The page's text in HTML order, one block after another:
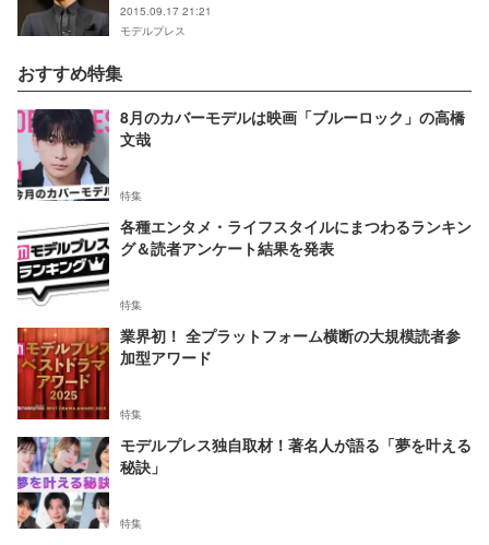
2015.09.17 21:21
モデルプレス
おすすめ特集
8月のカバーモデルは映画「ブルーロック」の高橋
文哉
特集
各種エンタメ・ライフスタイルにまつわるランキン
グ＆読者アンケート結果を発表
特集
業界初！ 全プラットフォーム横断の大規模読者参
加型アワード
特集
モデルプレス独自取材！著名人が語る「夢を叶える
秘訣」
特集